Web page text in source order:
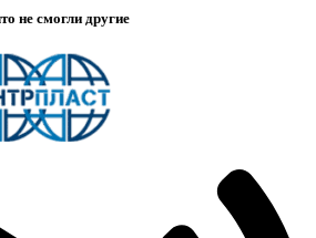
не смогли другие